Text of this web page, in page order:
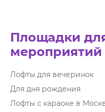
Площадки
Лофты для вечеринок
Для дня рождения
Лофты с караоке в